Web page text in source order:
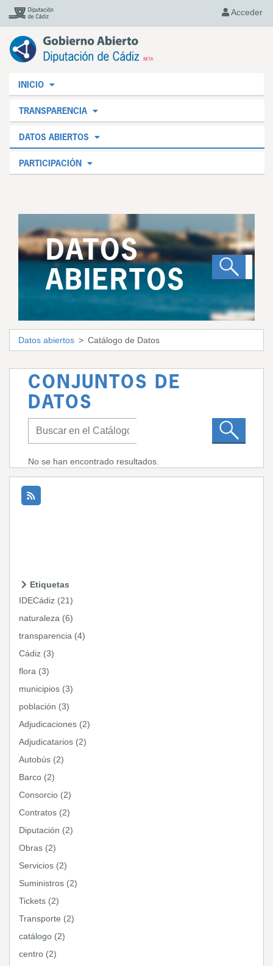
Acceder
INICIO
TRANSPARENCIA
DATOS ABIERTOS
PARTICIPACIÓN
DATOS
ABIERTOS
Datos abiertos Catálogo de Datos
CONJUNTOS DE
DATOS
No se han encontrado resultados.
Etiquetas
IDECádiz (21)
naturaleza (6)
transparencia (4)
Cádiz (3)
flora (3)
municipios (3)
población (3)
Adjudicaciones (2)
Adjudicatarios (2)
Autobús (2)
Barco (2)
Consorcio (2)
Contratos (2)
Diputación (2)
Obras (2)
Servicios (2)
Suministros (2)
Tickets (2)
Transporte (2)
catálogo (2)
centro (2)